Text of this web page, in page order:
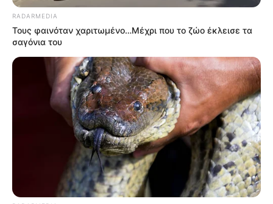
News
ΤΑ ΠΙΟ ΔΗΜΟΦΙΛΗ
RADARMEDIA
Τους φαινόταν χαριτωμένο…Μέχρι που το ζώο έκλεισε τα
σαγόνια του